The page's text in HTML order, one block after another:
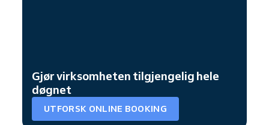
Gjør virksomheten tilgjengelig hele
døgnet
UTFORSK ONLINE BOOKING